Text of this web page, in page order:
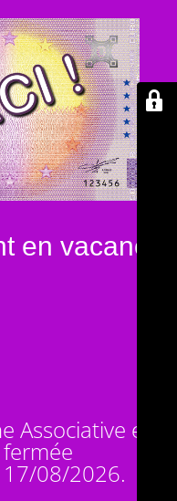
en vacances
est
08/2026.